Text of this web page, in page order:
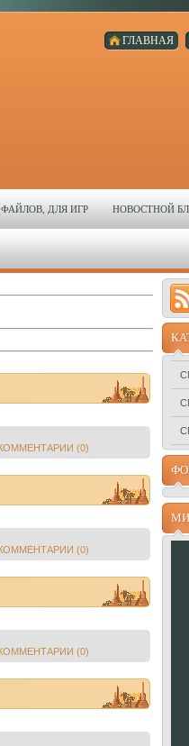
ГЛАВНАЯ
ФАЙЛОВ, ДЛЯ ИГР НОВОСТНОЙ
(0)
(0)
(0)